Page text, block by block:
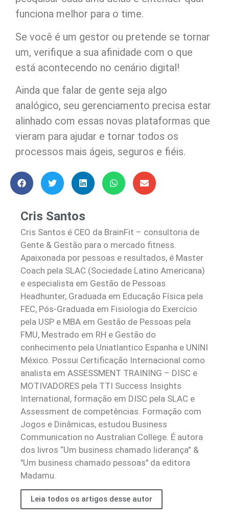
funciona melhor para o time.
Se você é um gestor ou pretende se tornar
um, verifique a sua afinidade com o que
está acontecendo no cenário digital!
Ainda que falar de gente seja algo
analógico, seu gerenciamento precisa estar
alinhado com essas novas plataformas que
vieram para ajudar e tornar todos os
processos mais ágeis, seguros e fiéis.
Cris Santos
Cris Santos é CEO da BrainFit – consultoria de
Gente & Gestão para o mercado fitness.
Apaixonada por pessoas e resultados, é Master
Coach pela SLAC (Sociedade Latino Americana)
e especialista em Gestão de Pessoas.
Headhunter, Graduada em Educação Física pela
FEC, Pós-Graduada em Fisiologia do Exercício
pela USP e MBA em Gestão de Pessoas pela
FMU, Mestrado em RH e Gestão do
conhecimento pela Uniatlantico Espanha e UNINI
México. Possui Certificação Internacional como
analista em ASSESSMENT TRAINING – DISC e
MOTIVADORES pela TTI Success Insights
International, formação em DISC pela SLAC e
Assessment de competências. Formação com
Jogos e Dinâmicas, estudou Business
Communication no Australian College. É autora
dos livros “Um business chamado liderança” &
"Um business chamado pessoas" da editora
Madamu.
Leia todos os artigos desse autor